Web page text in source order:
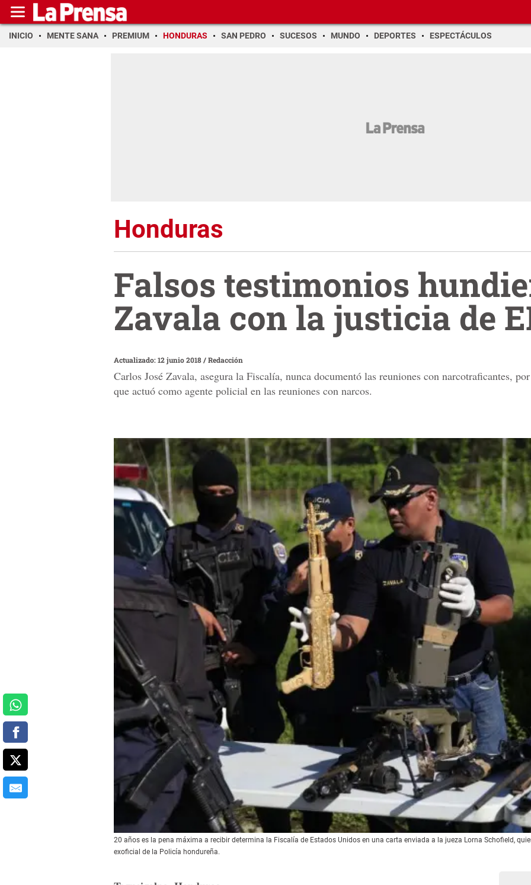
INICIO MENTE SANA PREMIUM HONDURAS SAN PEDRO SUCESOS MUNDO DEPORTES ESPECTÁCULOS
Honduras
Falsos testimonios
Zavala con la justicia de
Actualizado: 12 junio 2018/Redacción
Carlos José Zavala, asegura la Fiscalía, nunca documentó las reuniones con narcotraficantes,
que actuó como agente policial en las reuniones con narcos.
20 años es la pena máxima a recibir determina la Fiscalía de Estados Unidos en una carta enviada a la jueza Lorna Schofield,
exoficial de la Policía hondureña.